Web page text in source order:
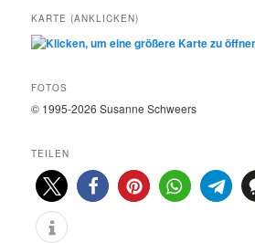
KARTE (ANKLICKEN)
FOTOS
© 1995-2026 Susanne Schweers
TEILEN